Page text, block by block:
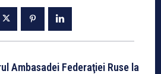
Ambasadei Federaţiei Ruse la